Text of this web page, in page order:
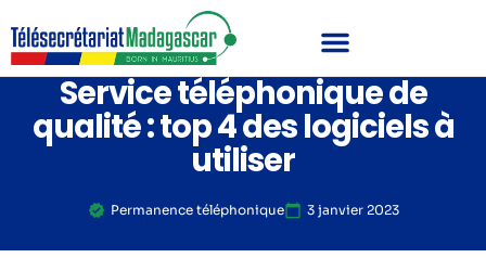
Service téléphonique de
qualité : top 4 des logiciels à
utiliser
Permanence téléphonique 3 janvier 2023